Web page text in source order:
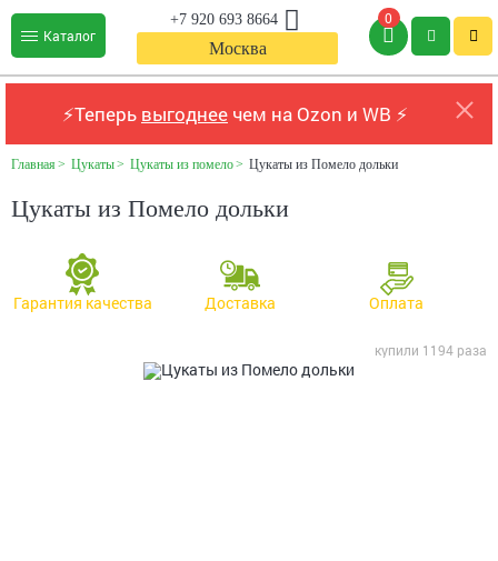
Каталог
Москва
+7 920 693 8664 0
⚡Теперь выгоднее чем на Ozon и WB ⚡
Главная Цукаты Цукаты из помело Цукаты из Помело дольки
Цукаты из Помело дольки
Гарантия качества Доставка Оплата
купили 1194 раза